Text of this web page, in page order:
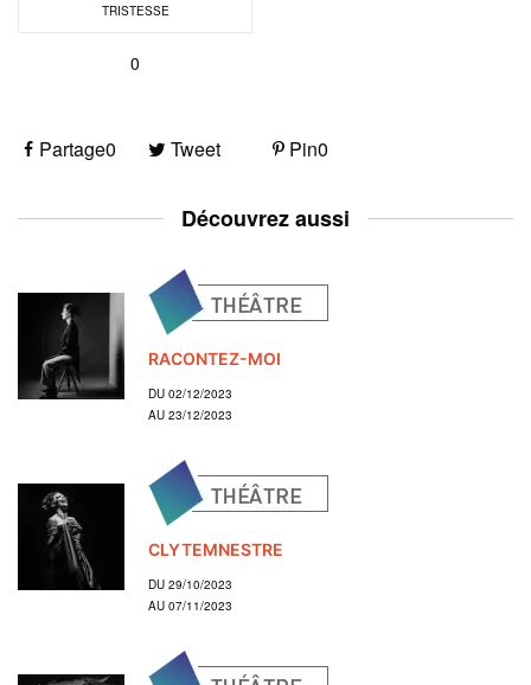
TRISTESSE
0
Partage0 Tweet Pin0
Découvrez aussi
RACONTEZ-MOI
DU 02/12/2023
AU 23/12/2023
CLYTEMNESTRE
DU 29/10/2023
AU 07/11/2023